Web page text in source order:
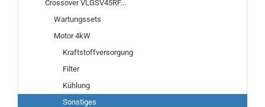
Crossover VLGSV45RF...
Wartungssets
Motor 4kW
Kraftstoffversorgung
Filter
Kühlung
Sonstiges